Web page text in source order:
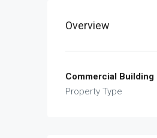
Overview
Commercial Building
Property Type